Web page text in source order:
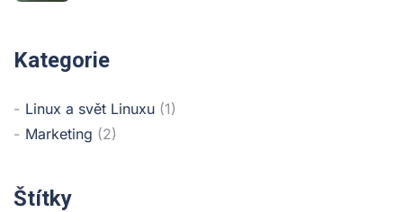
Kategorie
Linux a svět Linuxu (1)
Marketing (2)
Štítky